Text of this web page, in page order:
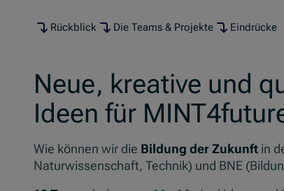
Rückblick Die Teams & Projekte Eindrücke
Neue, kreative und
Ideen für
Wie können wir die Bildung der Zukunft in
Naturwissenschaft, Technik) und BNE